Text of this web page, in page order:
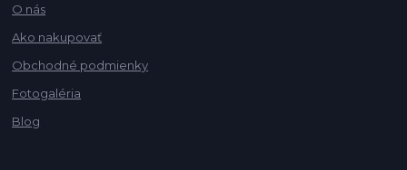
O nás
Ako nakupovať
Obchodné podmienky
Fotogaléria
Blog